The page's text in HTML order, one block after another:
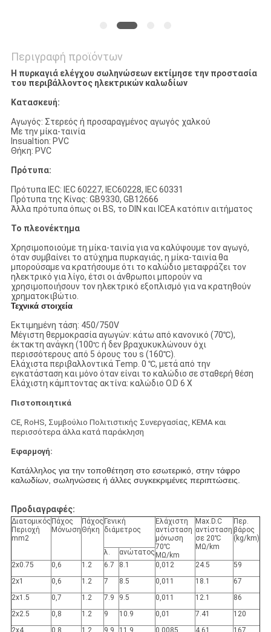
Περιγραφή προϊόντων
Η πυρκαγιά ελέγχου σωληνώσεων εκτίμησε την προστασία
του περιβάλλοντος ηλεκτρικών καλωδίων
Κατασκευή:
Αγωγός: Στερεός ή προσαραγμένος αγωγός χαλκού
Με την μίκα-ταινία
Insualtion: PVC
Θήκη: PVC
Πρότυπα:
Πρότυπα IEC: IEC 60227, IEC60228, IEC 60331
Πρότυπα της Κίνας: GB9330, GB12666
Άλλα πρότυπα όπως οι BS, το DIN και ICEA κατόπιν αιτήματος
Το πλεονέκτημα
Χρησιμοποιούμε τη μίκα-ταινία για να καλύψουμε τον αγωγό,
όταν συμβαίνει το ατύχημα πυρκαγιάς, η μίκα-ταινία θα
μπορούσαμε να κρατήσουμε ότι το καλώδιο μεταφράζει τον
ηλεκτρικό για λίγο, έτσι οι άνθρωποι μπορούν να
χρησιμοποιήσουν τον ηλεκτρικό εξοπλισμό για να κρατηθούν
χρηματοκιβώτιο.
Τεχνικά στοιχεία
Εκτιμημένη τάση: 450/750V
Μέγιστη θερμοκρασία αγωγών: κάτω από κανονικό (70℃),
έκτακτη ανάγκη (100℃ ή δεν βραχυκυκλώνουν όχι
περισσότερους από 5 όρους του s (160℃).
Ελάχιστα περιβαλλοντικά Temp. 0 ℃, μετά από την
εγκατάσταση και μόνο όταν είναι το καλώδιο σε σταθερή θέση
Ελάχιστη κάμπτοντας ακτίνα: καλώδιο O.D 6 Χ
Πιστοποιητικά
CE, RoHS, Συμβούλιο Πολιτιστικής Συνεργασίας, KEMA και
περισσότερα άλλα κατά παράκληση
Εφαρμογή:
Κατάλληλος για την τοποθέτηση στο εσωτερικό, στην τάφρο
καλωδίων, σωληνώσεις ή άλλες συγκεκριμένες περιπτώσεις.
Προδιαγραφές:
Διατομικός
Περιοχή
mm2
Πάχος
Μόνωση
Πάχος
Θήκη
Γενική
διάμετρος
Ελάχιστη
αντίσταση
μόνωση
70℃
MΩ/km
Max.D.C
αντίσταση
σε 20℃
MΩ/km
Περ.
βάρος
(kg/km)
λ.
ανώτατος
2x0.75
0,6 1.2 6.7 8.1 0,012 24.5
59
2x1
0,6 1.2 7 8.5 0,011 18.1
67
2x1.5
0,7 1.2 7.9 9.5 0,011 12.1
86
2x2.5
0,8 1.2 9 10.9 0,01 7.41
120